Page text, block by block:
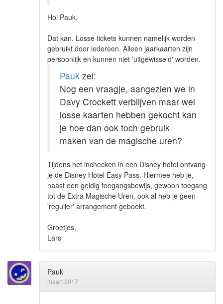
Hoi Pauk,
Dat kan. Losse tickets kunnen namelijk worden
gebruikt door iedereen. Alleen jaarkaarten zijn
persoonlijk en kunnen niet 'uitgewisseld' worden.
Pauk zei:
Nog een vraagje, aangezien we in
Davy Crockett verblijven maar wel
losse kaarten hebben gekocht kan
je hoe dan ook toch gebruik
maken van de magische uren?
Tijdens het inchecken in een Disney hotel ontvang
je de Disney Hotel Easy Pass. Hiermee heb je,
naast een geldig toegangsbewijs, gewoon toegang
tot de Extra Magische Uren, ook al heb je geen
'regulier' arrangement geboekt.
Groetjes,
Lars
Pauk
maart 2017